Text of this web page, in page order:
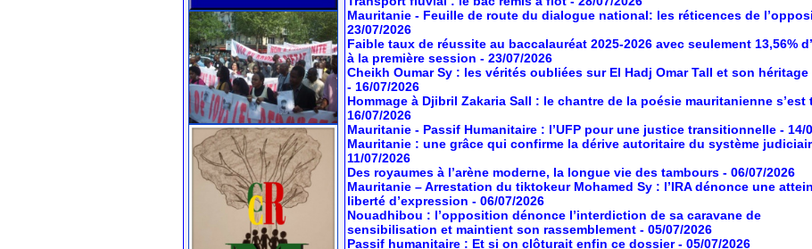
Mauritanie - Feuille de route du dialogue national: les réticences de
23/07/2026
Faible taux de réussite au baccalauréat 2025-2026 avec seulement 13,56%
à la première session - 23/07/2026
Cheikh Oumar Sy : les vérités oubliées sur El Hadj Omar Tall et son
- 16/07/2026
Hommage à Djibril Zakaria Sall : le chantre de la poésie mauritanienne s’est
16/07/2026
Mauritanie - Passif Humanitaire : l’UFP pour une justice transitionnelle - 14/
Mauritanie : une grâce qui confirme la dérive autoritaire du système
11/07/2026
Des royaumes à l’arène moderne, la longue vie des tambours - 06/07/2026
Mauritanie – Arrestation du tiktokeur Mohamed Sy : l’IRA dénonce une
liberté d’expression - 06/07/2026
Nouadhibou : l’opposition dénonce l’interdiction de sa caravane de
sensibilisation et maintient son rassemblement - 05/07/2026
Passif humanitaire : Et si on clôturait enfin ce dossier - 05/07/2026